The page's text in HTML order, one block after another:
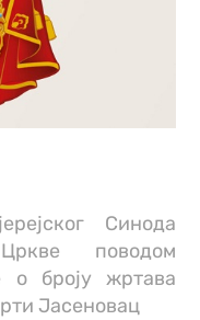
Синода
поводом
о броју жртава
Јасеновац